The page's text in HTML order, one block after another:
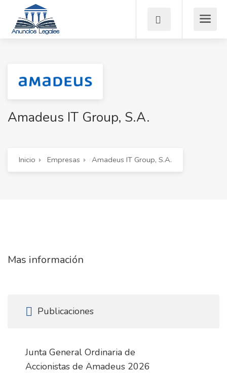
Amadeus IT Group, S.A.
Inicio Empresas Amadeus IT Group, S.A.
Mas información
Publicaciones
Junta General Ordinaria de
Accionistas de Amadeus 2026